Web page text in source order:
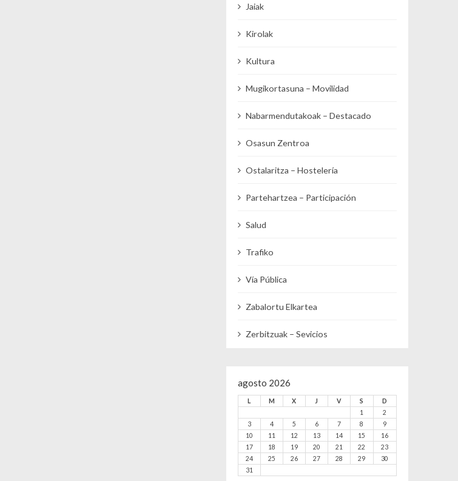
Jaiak
Kirolak
Kultura
Mugikortasuna – Movilidad
Nabarmendutakoak – Destacado
Osasun Zentroa
Ostalaritza – Hostelería
Partehartzea – Participación
Salud
Trafiko
Vía Pública
Zabalortu Elkartea
Zerbitzuak – Sevicios
agosto 2026
L M X J V S
D
1
2
3
4 5 6 7 8
9
10
11 12 13 14 15
16
17
18 19 20 21 22
23
24
25 26 27 28 29
30
31